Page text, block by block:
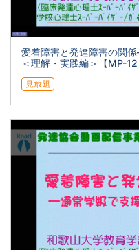
愛着障害と発達障害の関
＜理解・実践編＞【MP-
見放題